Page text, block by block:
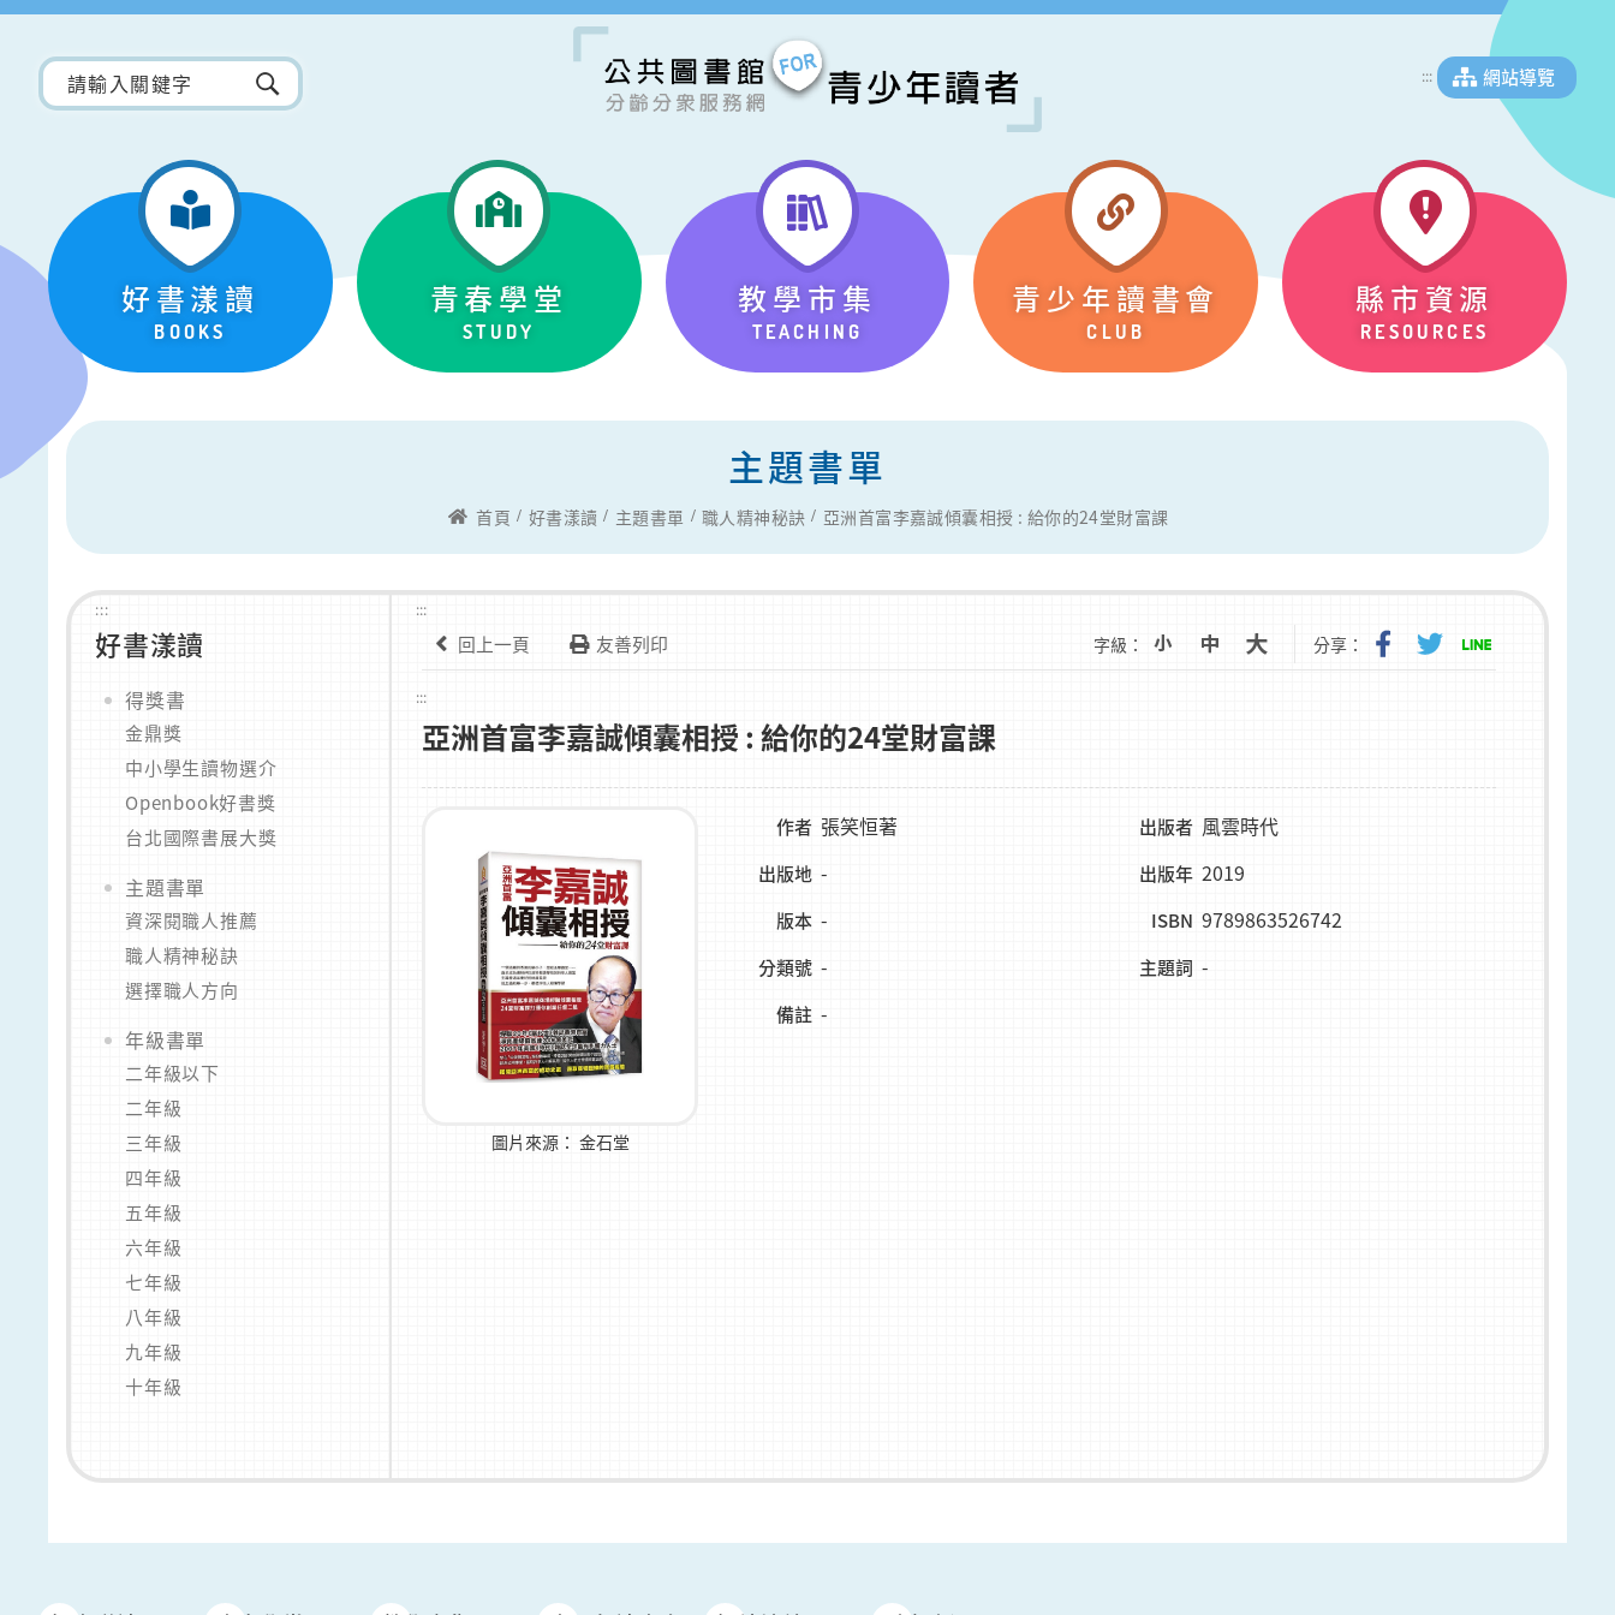
::: 網站導覽
好書漾讀
BOOKS
青春學堂
STUDY
教學市集
TEACHING
青少年讀書會
CLUB
縣市資源
RESOURCES
主題書單
首頁 好書漾讀 主題書單 職人精神秘訣 亞洲首富李嘉誠傾囊相授 : 給你的24堂財富課
:::
好書漾讀
得獎書
金鼎獎
中小學生讀物選介
Openbook好書獎
台北國際書展大獎
主題書單
資深閱職人推薦
職人精神秘訣
選擇職人方向
年級書單
二年級以下
二年級
三年級
四年級
五年級
六年級
七年級
八年級
九年級
十年級
:::
回上一頁 友善列印 字級： 分享：
:::
亞洲首富李嘉誠傾囊相授 : 給你的24堂財富課
圖片來源： 金石堂
作者 張笑恒著 出版者 風雲時代
出版地 - 出版年 2019
版本 - ISBN 9789863526742
分類號 - 主題詞 -
備註 -